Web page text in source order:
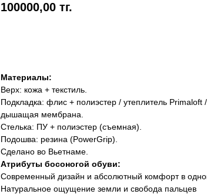
100000,00 тг.
Материалы:
Верх: кожа + текстиль.
Подкладка: флис + полиэстер / утеплитель
дышащая мембрана.
Стелька: ПУ + полиэстер (съемная).
Подошва: резина (PowerGrip).
Сделано во Вьетнаме.
Атрибуты босоногой обуви:
Современный дизайн и абсолютный комфорт в
Натуральное ощущение земли и свобода пальцев